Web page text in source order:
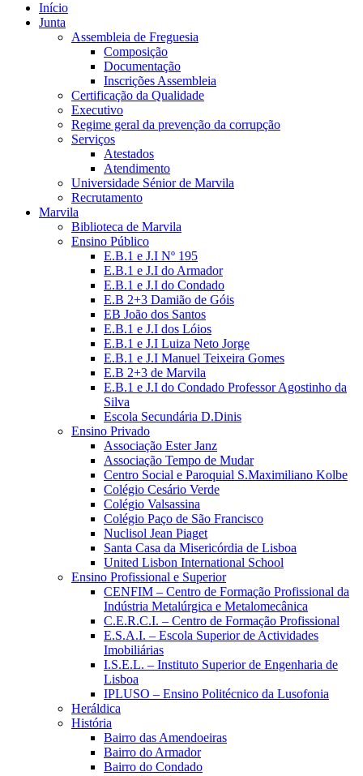
Início
Junta
Assembleia de Freguesia
Composição
Documentação
Inscrições Assembleia
Certificação da Qualidade
Executivo
Regime geral da prevenção da corrupção
Serviços
Atestados
Atendimento
Universidade Sénior de Marvila
Recrutamento
Marvila
Biblioteca de Marvila
Ensino Público
E.B.1 e J.I Nº 195
E.B.1 e J.I do Armador
E.B.1 e J.I do Condado
E.B 2+3 Damião de Góis
EB João dos Santos
E.B.1 e J.I dos Lóios
E.B.1 e J.I Luiza Neto Jorge
E.B.1 e J.I Manuel Teixeira Gomes
E.B 2+3 de Marvila
E.B.1 e J.I do Condado Professor Agostinho da
Silva
Escola Secundária D.Dinis
Ensino Privado
Associação Ester Janz
Associação Tempo de Mudar
Centro Social e Paroquial S.Maximiliano Kolbe
Colégio Cesário Verde
Colégio Valsassina
Colégio Paço de São Francisco
Nuclisol Jean Piaget
Santa Casa da Misericórdia de Lisboa
United Lisbon International School
Ensino Profissional e Superior
CENFIM – Centro de Formação Profissional da
Indústria Metalúrgica e Metalomecânica
C.E.R.C.I. – Centro de Formação Profissional
E.S.A.I. – Escola Superior de Actividades
Imobiliárias
I.S.E.L. – Instituto Superior de Engenharia de
Lisboa
IPLUSO – Ensino Politécnico da Lusofonia
Heráldica
História
Bairro das Amendoeiras
Bairro do Armador
Bairro do Condado